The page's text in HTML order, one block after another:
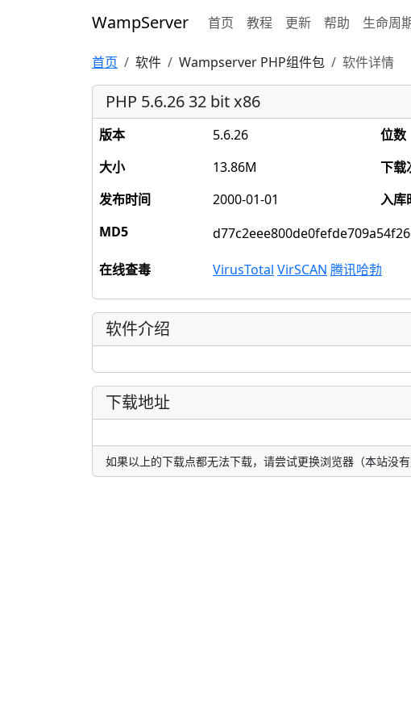
WampServer 首页 教程 更新 帮助 生命周
首页 软件 Wampserver PHP组件包 软件详情
PHP 5.6.26 32 bit x86
版本 5.6.26
位数
大小
13.86M 下载
发布时间
2000-01-01 入库
MD5
在线查毒 VirusTotal VirSCAN 腾讯哈勃
软件介绍
下载地址
如果以上的下载点都无法下载，请尝试更换浏览器（本站没